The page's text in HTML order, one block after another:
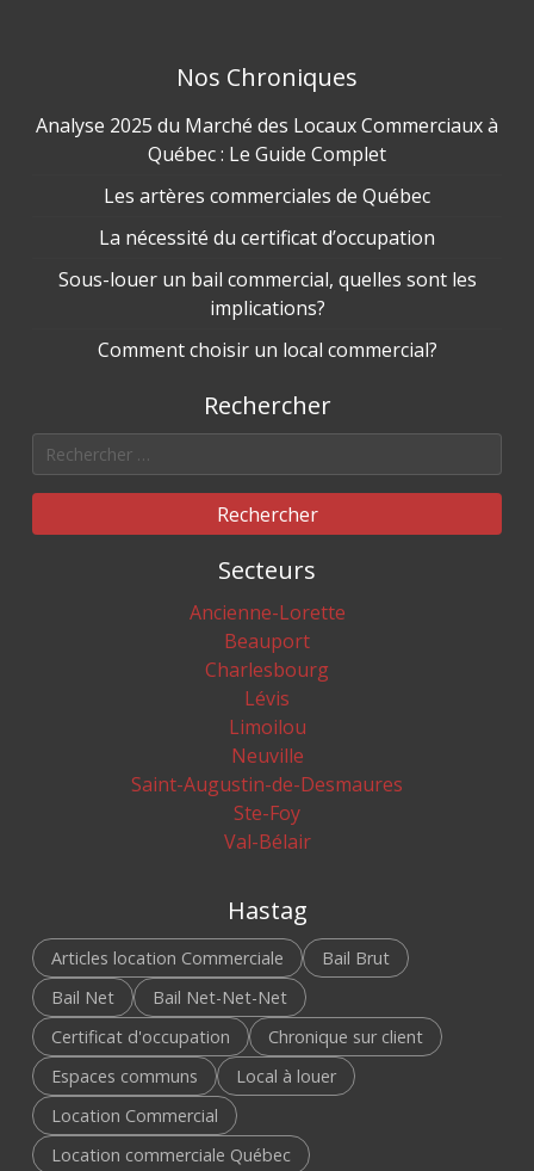
Nos Chroniques
Analyse 2025 du Marché des Locaux Commerciaux à
Québec : Le Guide Complet
Les artères commerciales de Québec
La nécessité du certificat d’occupation
Sous-louer un bail commercial, quelles sont les
implications?
Comment choisir un local commercial?
Rechercher
Rechercher
Secteurs
Ancienne-Lorette
Beauport
Charlesbourg
Lévis
Limoilou
Neuville
Saint-Augustin-de-Desmaures
Ste-Foy
Val-Bélair
Hastag
Articles location Commerciale
Bail Brut
Bail Net
Bail Net-Net-Net
Certificat d'occupation
Chronique sur client
Espaces communs
Local à louer
Location Commercial
Location commerciale Québec